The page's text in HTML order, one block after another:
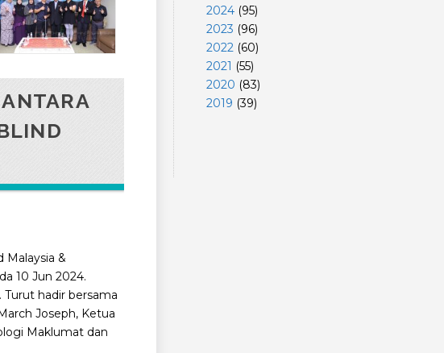
Malaysia &
10 Jun 2024.
Turut hadir bersama
Joseph, Ketua
Maklumat dan
2024 (95)
2023 (96)
2022 (60)
2021 (55)
2020 (83)
2019 (39)